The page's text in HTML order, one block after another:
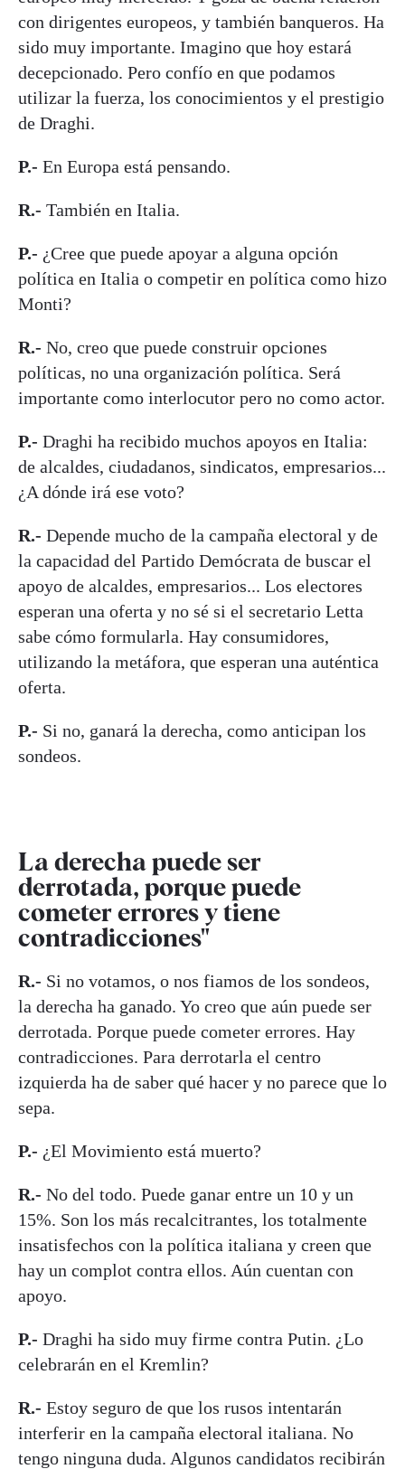
con dirigentes europeos, y también banqueros. Ha
sido muy importante. Imagino que hoy estará
decepcionado. Pero confío en que podamos
utilizar la fuerza, los conocimientos y el prestigio
de Draghi.
P.- En Europa está pensando.
R.- También en Italia.
P.- ¿Cree que puede apoyar a alguna opción
política en Italia o competir en política como hizo
Monti?
R.- No, creo que puede construir opciones
políticas, no una organización política. Será
importante como interlocutor pero no como actor.
P.- Draghi ha recibido muchos apoyos en Italia:
de alcaldes, ciudadanos, sindicatos, empresarios...
¿A dónde irá ese voto?
R.- Depende mucho de la campaña electoral y de
la capacidad del Partido Demócrata de buscar el
apoyo de alcaldes, empresarios... Los electores
esperan una oferta y no sé si el secretario Letta
sabe cómo formularla. Hay consumidores,
utilizando la metáfora, que esperan una auténtica
oferta.
P.- Si no, ganará la derecha, como anticipan los
sondeos.
La derecha puede ser
derrotada, porque puede
cometer errores y tiene
contradicciones"
R.- Si no votamos, o nos fiamos de los sondeos,
la derecha ha ganado. Yo creo que aún puede ser
derrotada. Porque puede cometer errores. Hay
contradicciones. Para derrotarla el centro
izquierda ha de saber qué hacer y no parece que lo
sepa.
P.- ¿El Movimiento está muerto?
R.- No del todo. Puede ganar entre un 10 y un
15%. Son los más recalcitrantes, los totalmente
insatisfechos con la política italiana y creen que
hay un complot contra ellos. Aún cuentan con
apoyo.
P.- Draghi ha sido muy firme contra Putin. ¿Lo
celebrarán en el Kremlin?
R.- Estoy seguro de que los rusos intentarán
interferir en la campaña electoral italiana. No
tengo ninguna duda. Algunos candidatos recibirán